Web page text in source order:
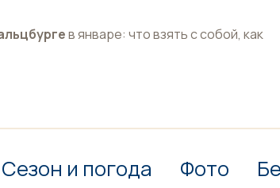
в январе: что взять с собой, как
Сезон и погода Фото